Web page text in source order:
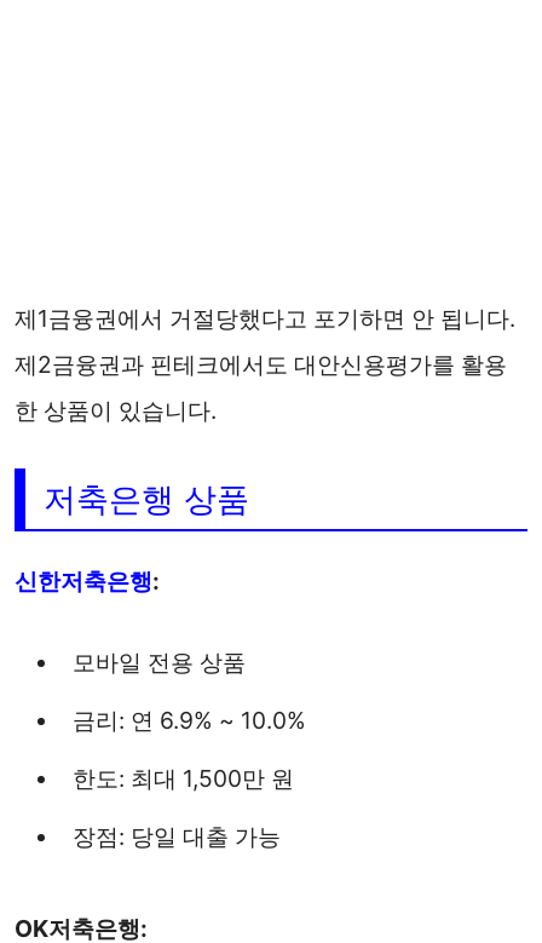
제1금융권에서 거절당했다고 포기하면 안 됩니다.
제2금융권과 핀테크에서도 대안신용평가를 활용
한 상품이 있습니다.
저축은행 상품
신한저축은행:
모바일 전용 상품
금리: 연 6.9% ~ 10.0%
한도: 최대 1,500만 원
장점: 당일 대출 가능
OK저축은행: